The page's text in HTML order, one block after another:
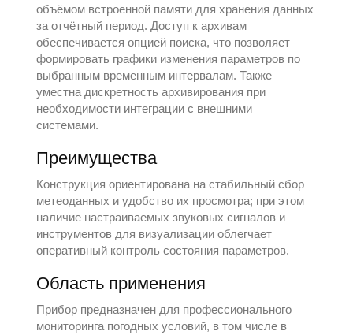
объёмом встроенной памяти для хранения данных
за отчётный период. Доступ к архивам
обеспечивается опцией поиска, что позволяет
формировать графики изменения параметров по
выбранным временным интервалам. Также
уместна дискретность архивирования при
необходимости интеграции с внешними
системами.
Преимущества
Конструкция ориентирована на стабильный сбор
метеоданных и удобство их просмотра; при этом
наличие настраиваемых звуковых сигналов и
инструментов для визуализации облегчает
оперативный контроль состояния параметров.
Область применения
Прибор предназначен для профессионального
мониторинга погодных условий, в том числе в